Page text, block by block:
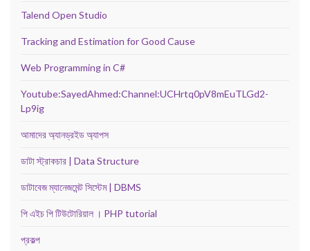
Talend Open Studio
Tracking and Estimation for Good Cause
Web Programming in C#
Youtube:SayedAhmed:Channel:UCHrtq0pV8mEuTLGd2-
Lp9ig
আমাদের অ্যানড্রইড অ্যাপস
ডাটা স্ট্রাকচার | Data Structure
ডাটাবেজ ম্যানেজমেন্ট সিস্টেম | DBMS
পি এইচ পি টিউটোরিয়াল । PHP tutorial
প্রকল্প